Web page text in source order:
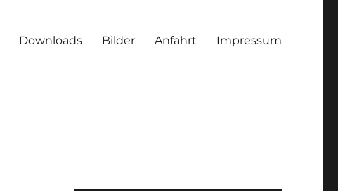
Downloads Bilder Anfahrt Impressum